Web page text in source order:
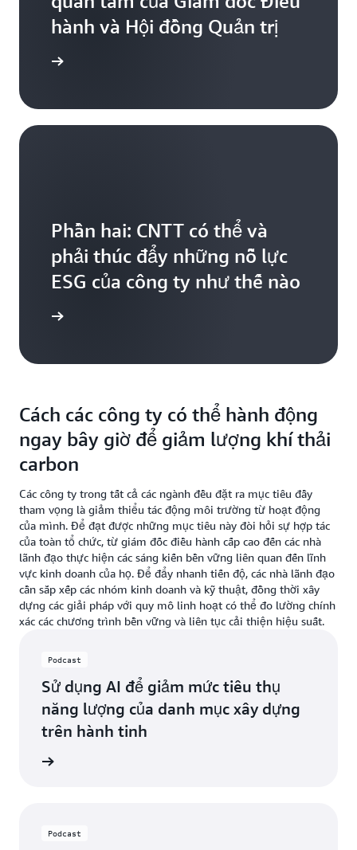
hành và Hội đồng Quản trị
Phần hai: CNTT có thể và
phải thúc đẩy những nỗ lực
ESG của công ty như thế nào
Cách các công ty có thể hành động
ngay bây giờ để giảm lượng khí thải
carbon
Các công ty trong tất cả các ngành đều đặt ra mục tiêu đầy
tham vọng là giảm thiểu tác động môi trường từ hoạt động
của mình. Để đạt được những mục tiêu này đòi hỏi sự hợp tác
của toàn tổ chức, từ giám đốc điều hành cấp cao đến các nhà
lãnh đạo thực hiện các sáng kiến bền vững liên quan đến lĩnh
vực kinh doanh của họ. Để đẩy nhanh tiến độ, các nhà lãnh đạo
cần sắp xếp các nhóm kinh doanh và kỹ thuật, đồng thời xây
dựng các giải pháp với quy mô linh hoạt có thể đo lường chính
xác các chương trình bền vững và liên tục cải thiện hiệu suất.
Podcast
Sử dụng AI để giảm mức tiêu thụ
năng lượng của danh mục xây dựng
trên hành tinh
Podcast